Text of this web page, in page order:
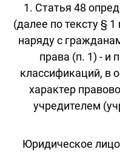
1. Статья 48
(далее по тексту §
наряду с
права (п. 1) - и
классификаций, в
характер
учредителем
Юридическое